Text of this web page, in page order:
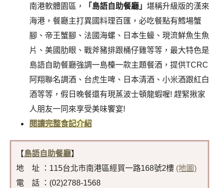
南港軟體園區，
「島語自助餐廳」 堪稱升級版的漢來
海港，餐廳主打異國料理百匯，必吃餐點有鱈場蟹
腳、帝王蟹腳、法國海螺、日本生蠔、現流鮮魚生魚
片、美國肋眼、戰斧豬排跟桶仔雞等等，最大特色是
島語自助餐廳強調一島檯一款主題餐酒，提供TCRC
阿翔聯名調酒、台虎生啤、日本清酒、小米酒跟紅白
酒等等，假日晚餐還有現蒸波士頓龍蝦喔! 趕緊揪家
人朋友一同來享受美味饗宴!
閱讀完整食記介紹
【島語自助餐廳】
地 址 ：115台北市南港區經貿一路168號2樓 (地圖)
電 話 ：(02)2788-1568